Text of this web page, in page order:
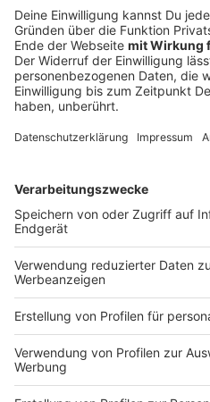
Person vom
das Pferd zum stehen
dem Pferd umgerannt.
Empfinden des einzelnen
Steigen( Pferd auf zwei
dieses empfinden falsch,
piaffe) ist eine
Die Situation, die wir
entstand keines falls
Pferde auf das Feuer .
und die Manipulation des
diese Situation, die wir
Anzeige